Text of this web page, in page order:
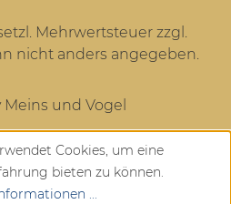
Mehrwertsteuer zzgl.
nicht anders angegeben.
Meins und Vogel
Cookies, um eine
bieten zu können.
...